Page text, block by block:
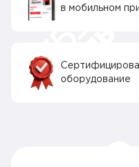
в мобильном
оборудование